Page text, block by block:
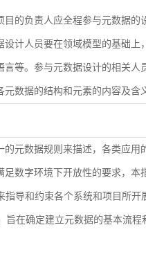
的负责人应全程参与元数据的
计人员要在领域模型的基础上
等。参与元数据设计的相关人
数据的结构和元素的内容及含
元数据规则来描述，各类应用
数字环境下开放性的要求，本
指导和约束各个系统和项目所
在确定建立元数据的基本流